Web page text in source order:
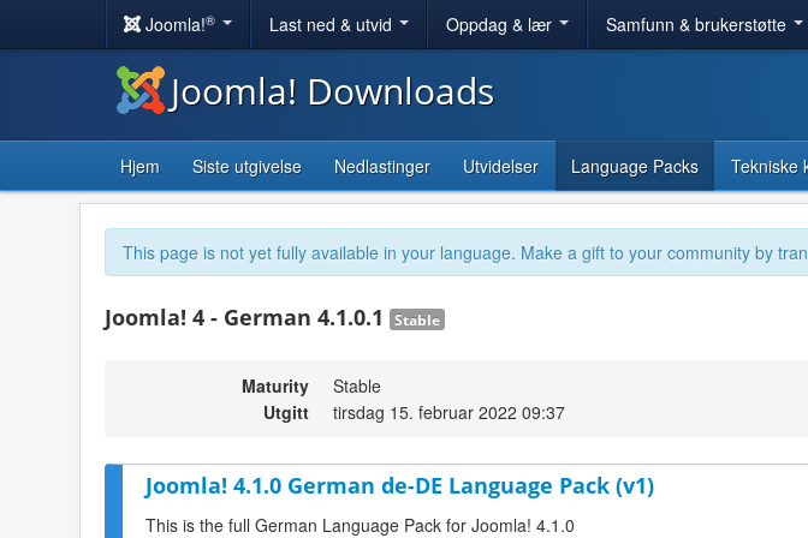
Joomla!® Last ned & utvid Oppdag & lær Samfunn & brukerstøtte
Joomla! Downloads
Hjem Siste utgivelse Nedlastinger Utvidelser Language Packs Tekniske
This page is not yet fully available in your language. Make a gift to your community by
Joomla! 4 - German 4.1.0.1 Stable
Maturity
Stable
Utgitt
tirsdag 15. februar 2022 09:37
Joomla! 4.1.0 German de-DE Language Pack (v1)
This is the full German Language Pack for Joomla! 4.1.0